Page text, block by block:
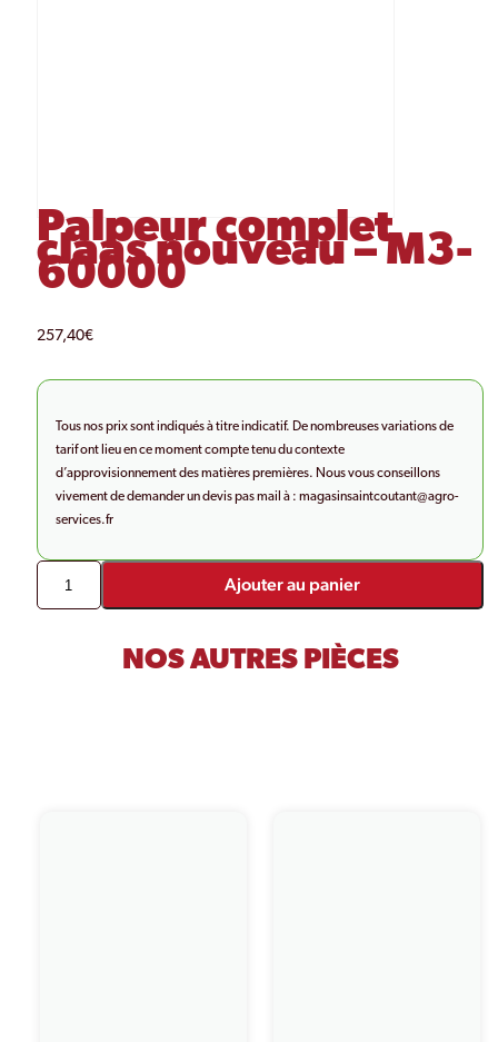
Palpeur complet
claas nouveau – M3-
60000
257,40€
Tous nos prix sont indiqués à titre indicatif. De nombreuses variations de
tarif ont lieu en ce moment compte tenu du contexte
d’approvisionnement des matières premières. Nous vous conseillons
vivement de demander un devis pas mail à :magasinsaintcoutant@agro-
services.fr
Ajouter au panier
NOS AUTRES PIÈCES